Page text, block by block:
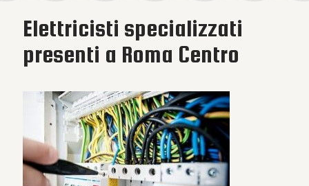
Elettricisti specializzati
presenti a Roma Centro